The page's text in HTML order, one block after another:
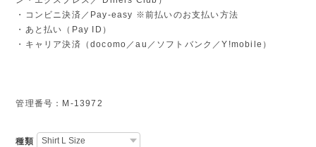
・コンビニ決済／Pay-easy ※前払いのお支払い方法
・あと払い（Pay ID）
・キャリア決済（docomo／au／ソフトバンク／Y!mobile）
管理番号：M-13972
種類